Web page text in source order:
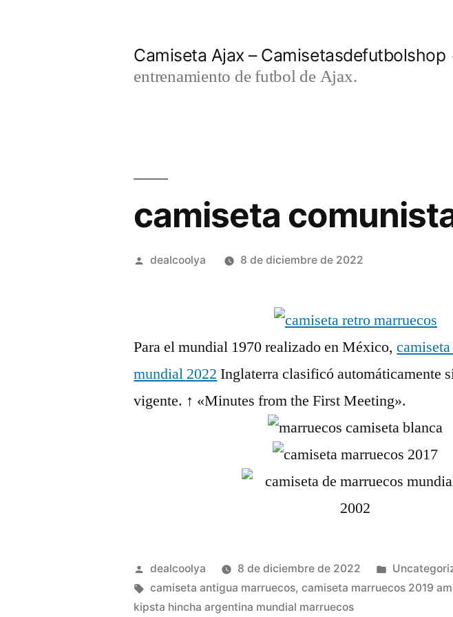
Camiseta Ajax – Camisetasdefutbolshop
entrenamiento de futbol de Ajax.
camiseta
Publicado
dealcoolya 8 de diciembre de 2022
Para el mundial 1970 realizado en México,
mundial 2022 Inglaterra clasificó automáticamente
vigente. ↑ «Minutes from the First Meeting».
Publicado
por
dealcoolya 8 de diciembre de 2022
Publicado
en
Etiquetas:
camiseta antigua marruecos,camiseta marruecos 2019
kipsta hincha argentina mundial marruecos